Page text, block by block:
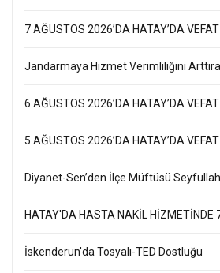
7 AĞUSTOS 2026’DA HATAY’DA
Jandarmaya Hizmet Verimliliğini
6 AĞUSTOS 2026’DA HATAY’DA
5 AĞUSTOS 2026’DA HATAY’DA
Diyanet-Sen’den İlçe Müftüsü
HATAY'DA HASTA NAKİL HİZMETİNDE
İskenderun'da Tosyalı-TED Dostluğu